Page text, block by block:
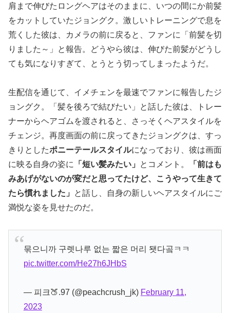
肩まで伸びたロングヘアはそのままに、いつの間にか前髪
をカットしていたジョングク。激しいトレーニングで息を
荒くした彼は、カメラの前に戻ると、ファンに「前髪を切
りました～」と報告。どうやら彼は、伸びた前髪がどうし
ても気になりすぎて、とうとう切ってしまったようだ。
生配信を通じて、イメチェンを最速でファンに報告したジ
ョングク。「髪を後ろで結びたい」と話した彼は、トレー
ナーからヘアゴムを渡されると、さっそくヘアスタイルを
チェンジ。再度画面の前に戻ってきたジョングクは、すっ
きりとしたポニーテールスタイルになっており、彼は画面
に映る自身の姿に 「短い髪みたい」 とコメント。
「前はも
みあげがないのが変だと思ってたけど、こうやって生きて
たら慣れました」
と話し、自身の新しいヘアスタイルにご
満悦な姿を見せたのだ。
묶으니까 구렛나루 없는 짧은 머리 됏다곸ㅋㅋ
pic.twitter.com/He27h6JHbS
— 피크🍑.97 (@peachcrush_jk) February 11,
2023